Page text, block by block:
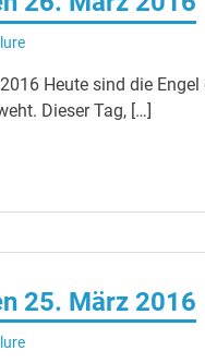
Heute sind die
Dieser Tag, […]
25. März 2016